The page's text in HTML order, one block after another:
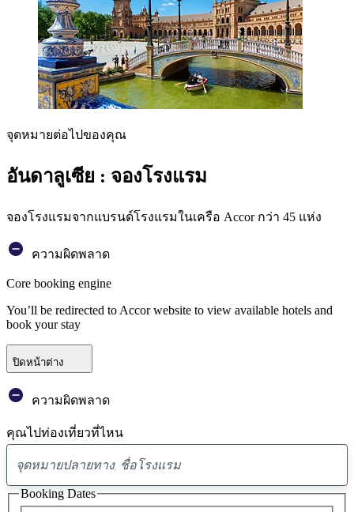
จุดหมายต่อไปของคุณ
อันดาลูเซีย : จองโรงแรม
จองโรงแรมจากแบรนด์โรงแรมในเครือ Accor กว่า 45 แห่ง
ความผิดพลาด
Core booking engine
You’ll be redirected to Accor website to view available hotels and
book your stay
ปิดหน้าต่าง
ความผิดพลาด
คุณไปท่องเที่ยวที่ไหน
พบ
ข้อ
เสนอ
Booking Dates